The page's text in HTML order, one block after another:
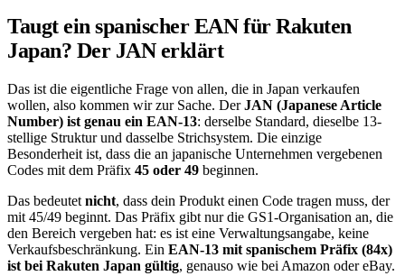
Taugt ein spanischer EAN für Rakuten
Japan? Der JAN erklärt
Das ist die eigentliche Frage von allen, die in Japan verkaufen
wollen, also kommen wir zur Sache. DerJAN (Japanese Article
Number) ist genau ein EAN-13: derselbe Standard, dieselbe 13-
stellige Struktur und dasselbe Strichsystem. Die einzige
Besonderheit ist, dass die an japanische Unternehmen vergebenen
Codes mit dem Präfix 45 oder 49 beginnen.
Das bedeutet nicht, dass dein Produkt einen Code tragen muss, der
mit 45/49 beginnt. Das Präfix gibt nur die GS1-Organisation an, die
den Bereich vergeben hat: es ist eine Verwaltungsangabe, keine
Verkaufsbeschränkung. Ein EAN-13 mit spanischem Präfix (84x)
ist bei Rakuten Japan gültig, genauso wie bei Amazon oder eBay.